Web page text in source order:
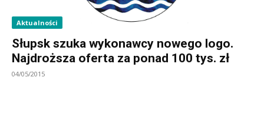
Aktualności
Słupsk szuka wykonawcy nowego logo.
Najdroższa oferta za ponad 100 tys. zł
04/05/2015